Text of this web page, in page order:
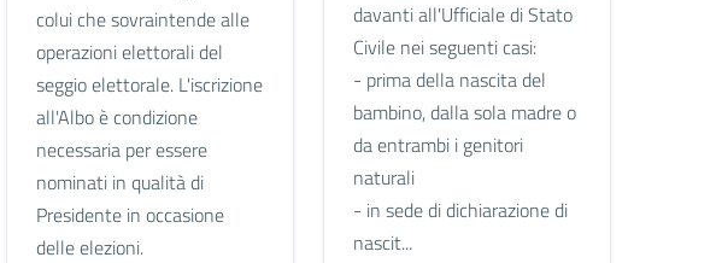
colui che sovraintende alle
operazioni elettorali del
seggio elettorale. L'iscrizione
all'Albo è condizione
necessaria per essere
nominati in qualità di
Presidente in occasione
delle elezioni.
davanti all'Ufficiale di Stato
Civile nei seguenti casi:
- prima della nascita del
bambino, dalla sola madre o
da entrambi i genitori
naturali
- in sede di dichiarazione di
nascit...